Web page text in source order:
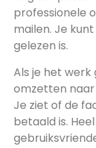
professionele
mailen. Je
gelezen is.
Als je het
omzetten naar
Je ziet of de
betaald is.